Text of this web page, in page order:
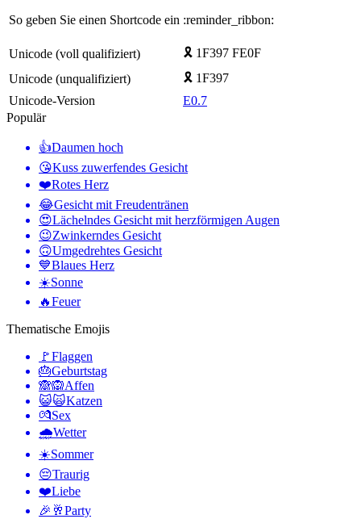
So geben Sie einen Shortcode ein :reminder_ribbon:
Unicode (voll qualifiziert)
🎗️ 1F397 FE0F
Unicode (unqualifiziert)
🎗 1F397
Unicode-Version
E0.7
Populär
👍Daumen hoch
😘Kuss zuwerfendes Gesicht
❤️Rotes Herz
😂Gesicht mit Freudentränen
😍Lächelndes Gesicht mit herzförmigen Augen
😉Zwinkerndes Gesicht
🙃Umgedrehtes Gesicht
💙Blaues Herz
☀️Sonne
🔥Feuer
Thematische Emojis
🚩Flaggen
🎂Geburtstag
🙈🙉Affen
😺🙀Katzen
💏Sex
🌧Wetter
☀️Sommer
😔Traurig
❤️Liebe
🎉🥂Party